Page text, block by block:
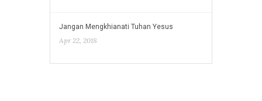
Jangan Mengkhianati Tuhan Yesus
Apr 22, 2018